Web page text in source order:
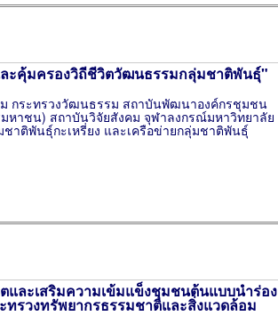
ะคุ้มครองวิถีชีวิตวัฒนธรรมกลุ่มชาติพันธุ์"
กระทรวงวัฒนธรรม สถาบันพัฒนาองค์กรชุมชน
หาชน) สถาบันวิจัยสังคม จุฬาลงกรณ์มหาวิทยาลัย
ติพันธุ์กะเหรี่ยง และเครือข่ายกลุ่มชาติพันธุ์
ละเสริมความเข้มแข็งชุมชนต้นแบบนำร่อง
รวงทรัพยากรธรรมชาติและสิ่งแวดล้อม